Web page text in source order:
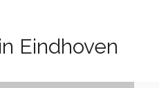
Eindhoven